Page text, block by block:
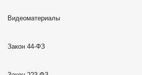
Видеоматериалы
Закон 44-ФЗ